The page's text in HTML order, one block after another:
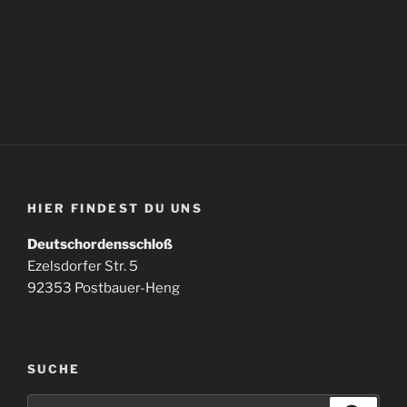
HIER FINDEST DU UNS
Deutschordensschloß
Ezelsdorfer Str. 5
92353 Postbauer-Heng
SUCHE